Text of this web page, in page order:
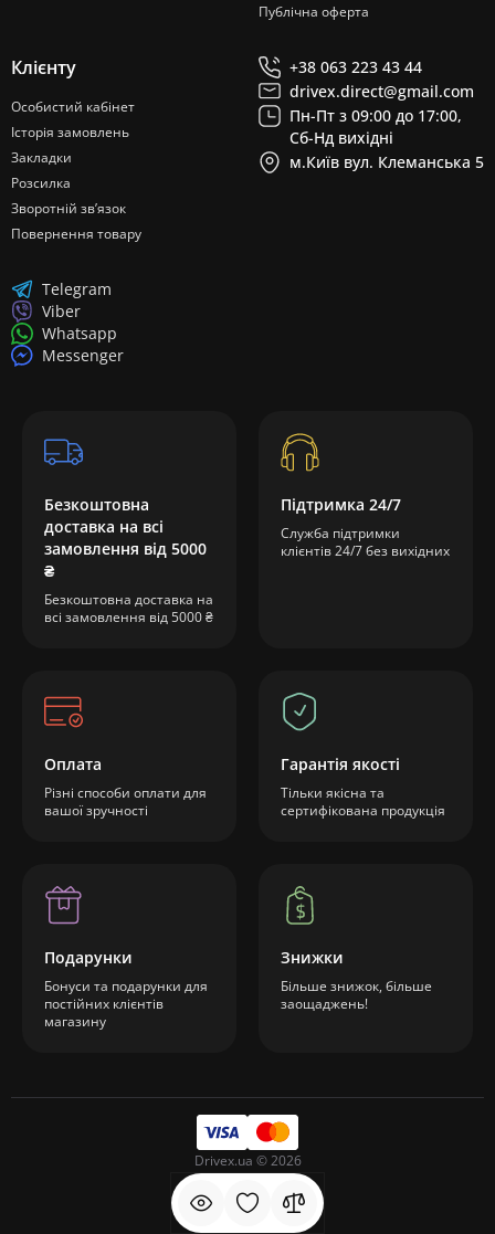
Публічна оферта
Клієнту
Особистий кабінет
Історія замовлень
Закладки
Розсилка
Зворотній зв’язок
Повернення товару
+38 063 223 43 44
drivex.direct@gmail.com
Пн-Пт з 09:00 до 17:00,
Сб-Нд вихідні
м.Київ вул. Клеманська 5
Telegram
Viber
Whatsapp
Messenger
Безкоштовна
доставка на всі
замовлення від 5000
₴
Безкоштовна доставка на
всі замовлення від 5000 ₴
Підтримка 24/7
Служба підтримки
клієнтів 24/7 без вихідних
Оплата
Різні способи оплати для
вашої зручності
Гарантія якості
Тільки якісна та
сертифікована продукція
Подарунки
Бонуси та подарунки для
постійних клієнтів
магазину
Знижки
Більше знижок, більше
заощаджень!
Drivex.ua © 2026